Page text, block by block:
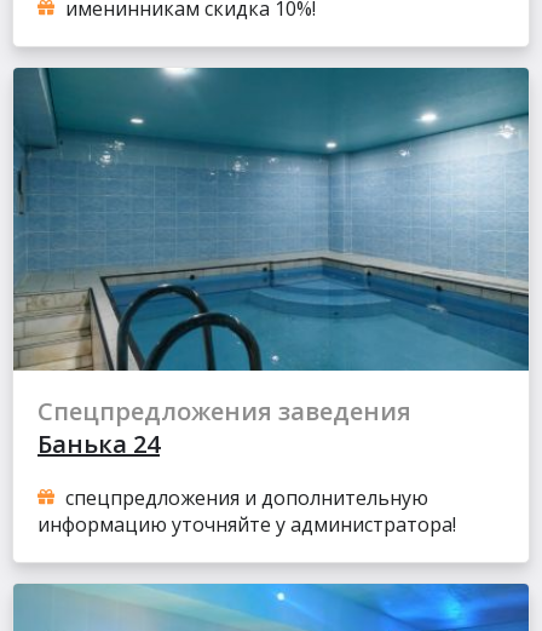
именинникам скидка 10%!
Спецпредложения заведения
Банька 24
спецпредложения и дополнительную
информацию уточняйте у администратора!